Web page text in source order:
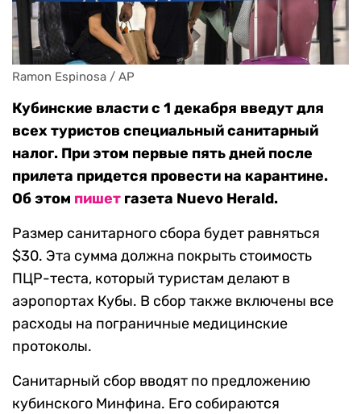
Ramon Espinosa / AP
Кубинские власти с 1 декабря введут для
всех туристов специальный санитарный
налог. При этом первые пять дней после
прилета придется провести на карантине.
Об этом пишет газета Nuevo Herald.
Размер санитарного сбора будет равняться
$30. Эта сумма должна покрыть стоимость
ПЦР-теста, который туристам делают в
аэропортах Кубы. В сбор также включены все
расходы на пограничные медицинские
протоколы.
Санитарный сбор вводят по предложению
кубинского Минфина. Его собираются